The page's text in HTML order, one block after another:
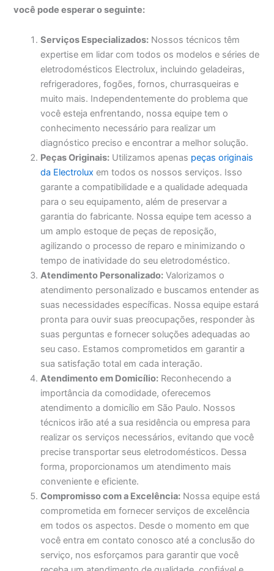
você pode esperar o seguinte:
Serviços Especializados: Nossos técnicos têm
expertise em lidar com todos os modelos e séries de
eletrodomésticos Electrolux, incluindo geladeiras,
refrigeradores, fogões, fornos, churrasqueiras e
muito mais. Independentemente do problema que
você esteja enfrentando, nossa equipe tem o
conhecimento necessário para realizar um
diagnóstico preciso e encontrar a melhor solução.
Peças Originais: Utilizamos apenas peças originais
da Electrolux em todos os nossos serviços. Isso
garante a compatibilidade e a qualidade adequada
para o seu equipamento, além de preservar a
garantia do fabricante. Nossa equipe tem acesso a
um amplo estoque de peças de reposição,
agilizando o processo de reparo e minimizando o
tempo de inatividade do seu eletrodoméstico.
Atendimento Personalizado: Valorizamos o
atendimento personalizado e buscamos entender as
suas necessidades específicas. Nossa equipe estará
pronta para ouvir suas preocupações, responder às
suas perguntas e fornecer soluções adequadas ao
seu caso. Estamos comprometidos em garantir a
sua satisfação total em cada interação.
Atendimento em Domicílio: Reconhecendo a
importância da comodidade, oferecemos
atendimento a domicílio em São Paulo. Nossos
técnicos irão até a sua residência ou empresa para
realizar os serviços necessários, evitando que você
precise transportar seus eletrodomésticos. Dessa
forma, proporcionamos um atendimento mais
conveniente e eficiente.
Compromisso com a Excelência: Nossa equipe está
comprometida em fornecer serviços de excelência
em todos os aspectos. Desde o momento em que
você entra em contato conosco até a conclusão do
serviço, nos esforçamos para garantir que você